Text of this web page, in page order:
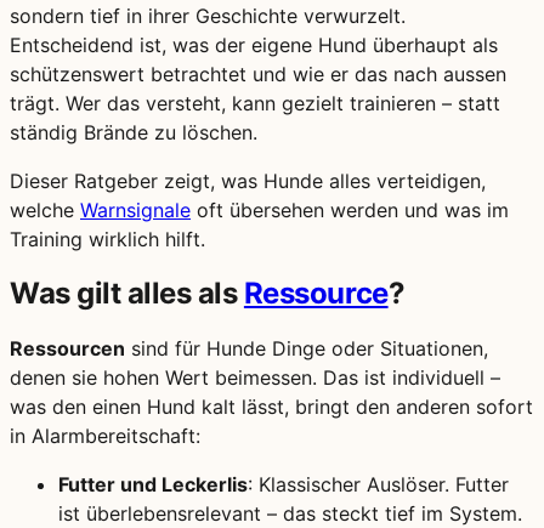
sondern tief in ihrer Geschichte verwurzelt.
Entscheidend ist, was der eigene Hund überhaupt als
schützenswert betrachtet und wie er das nach aussen
trägt. Wer das versteht, kann gezielt trainieren – statt
ständig Brände zu löschen.
Dieser Ratgeber zeigt, was Hunde alles verteidigen,
welche Warnsignale oft übersehen werden und was im
Training wirklich hilft.
Was gilt alles als Ressource?
Ressourcen sind für Hunde Dinge oder Situationen,
denen sie hohen Wert beimessen. Das ist individuell –
was den einen Hund kalt lässt, bringt den anderen sofort
in Alarmbereitschaft:
Futter und Leckerlis: Klassischer Auslöser. Futter
ist überlebensrelevant – das steckt tief im System.